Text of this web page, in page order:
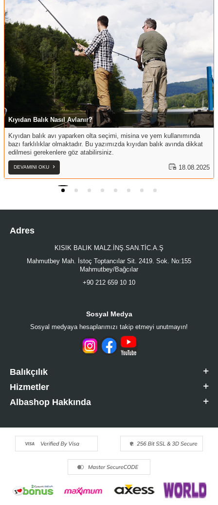
Kıyıdan Balık Nasıl Avlanır?
Kıyıdan balık avı yaparken olta seçimi, misina ve yem kullanımında
bazı farklılıklar olmaktadır. Bu yazımızda kıyıdan balık avında dikkat
edilmesi gerekenlere göz atabilirsiniz.
DEVAMINI OKU 18.08.2025
Adres
KISIK BALIK MALZ.İNŞ.SAN.TİC.A.Ş
Mahmutbey Mah. İstoç Toptancılar Sit. 2419. Sok. No:155
Mahmutbey/Bağcılar
+90 212 659 10 10
Sosyal Medya
Sosyal medyaya hesaplarımızı takip etmeyi unutmayın!
Balıkçılık
Hizmetler
Albashop Hakkında